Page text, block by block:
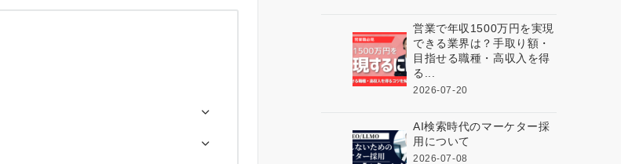
営業で年収1500万円を実現
できる業界は？手取り額・
目指せる職種・高収入を得
る...
2026-07-20
AI検索時代のマーケター採
用について
2026-07-08